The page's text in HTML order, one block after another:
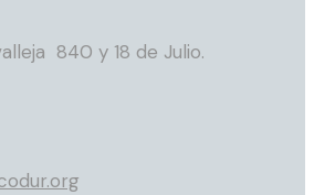
840 y 18 de Julio.